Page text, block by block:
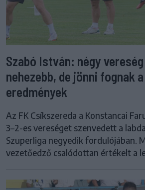
Szabó István: négy
nehezebb, de jönni fognak
eredmények
Az FK Csíkszereda a Konstancai
3–2-es vereséget szenvedett a
Szuperliga negyedik fordulójában.
vezetőedző csalódottan értékelt a